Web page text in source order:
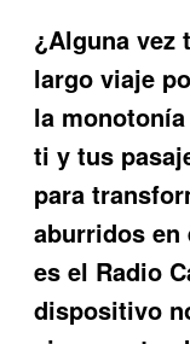
¿Alguna vez
largo viaje
la
ti y tus
para
aburridos
es el Radio
dispositivo